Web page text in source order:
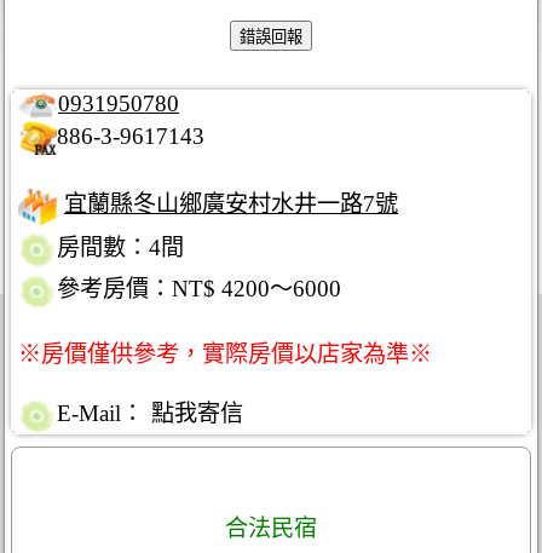
0931950780
886-3-9617143
宜蘭縣冬山鄉廣安村水井一路7號
房間數：4間
參考房價：NT$ 4200～6000
※房價僅供參考，實際房價以店家為準※
E-Mail： 點我寄信
合法民宿